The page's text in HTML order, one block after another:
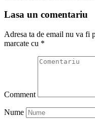
Lasa un comentariu
Adresa ta de email nu va fi
marcate cu *
Comment
Nume